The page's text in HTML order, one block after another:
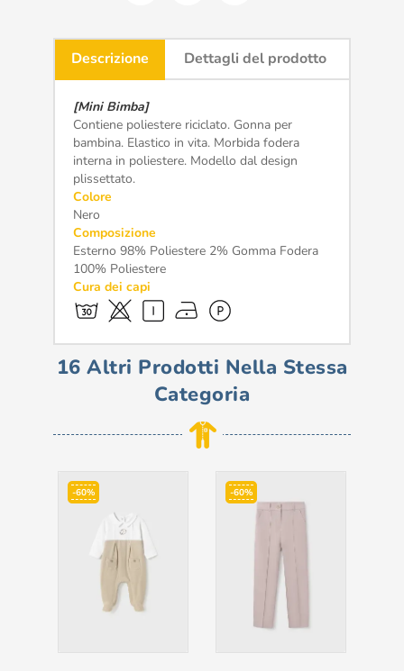
Descrizione Dettagli del prodotto
[Mini Bimba]
Contiene poliestere riciclato. Gonna per
bambina. Elastico in vita. Morbida fodera
interna in poliestere. Modello dal design
plissettato.
Colore
Nero
Composizione
Esterno 98% Poliestere 2% Gomma Fodera
100% Poliestere
Cura dei capi
16 Altri Prodotti Nella Stessa
Categoria
-60% -60%